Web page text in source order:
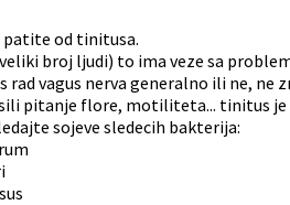
patite od tinitusa.
broj ljudi) to ima veze sa
vagus nerva generalno ili ne, ne
pitanje flore, motiliteta... tinitus je
sojeve sledecih bakterija: